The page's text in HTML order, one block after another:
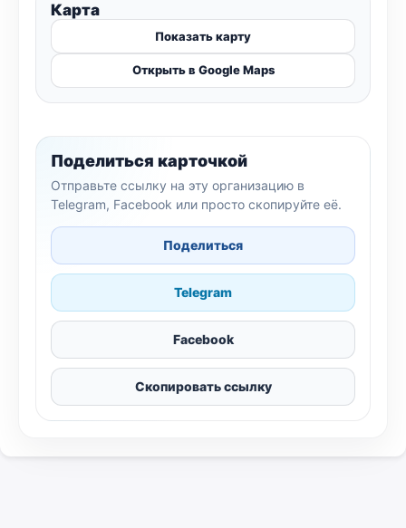
Карта
Показать карту
Открыть в Google Maps
Поделиться карточкой
Отправьте ссылку на эту организацию в
Telegram, Facebook или просто скопируйте её.
Поделиться
Telegram
Facebook
Скопировать ссылку